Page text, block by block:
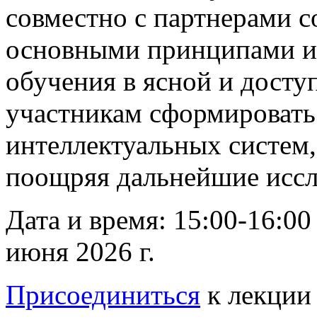
совместно с партнерами
основными принципами
обучения в ясной и
участникам
интеллектуальных
поощряя дальнейшие
Дата и время: 15:00-
июня 2026 г.
Присоединиться к